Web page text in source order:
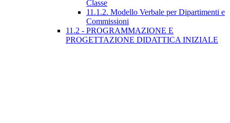
Classe
11.1.2. Modello Verbale per Dipartimenti e
Commissioni
11.2 - PROGRAMMAZIONE E
PROGETTAZIONE DIDATTICA INIZIALE